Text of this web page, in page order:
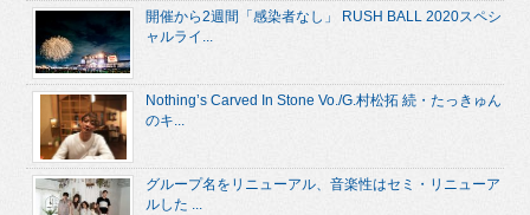
開催から2週間「感染者なし」 RUSH BALL 2020スペシ
ャルライ...
Nothing’s Carved In Stone Vo./G.村松拓 続・たっきゅん
のキ...
グループ名をリニューアル、音楽性はセミ・リニューア
ルした ...